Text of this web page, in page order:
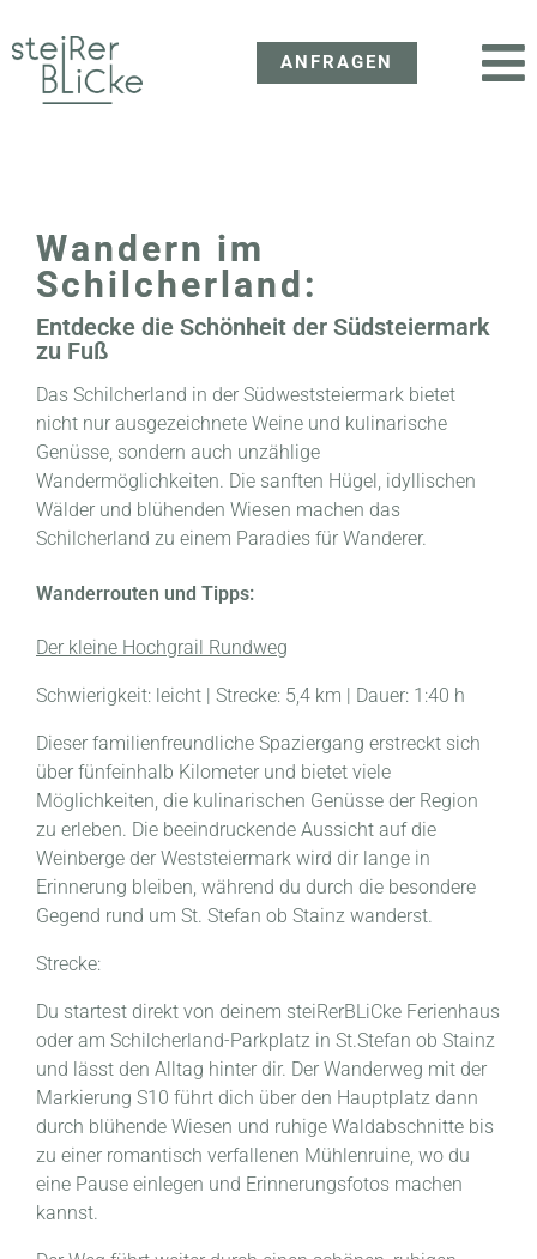
ANFRAGEN
Wandern im
Schilcherland:
Entdecke die Schönheit der Südsteiermark
zu Fuß
Das Schilcherland in der Südweststeiermark bietet
nicht nur ausgezeichnete Weine und kulinarische
Genüsse, sondern auch unzählige
Wandermöglichkeiten. Die sanften Hügel, idyllischen
Wälder und blühenden Wiesen machen das
Schilcherland zu einem Paradies für Wanderer.
Wanderrouten und Tipps:
Der kleine Hochgrail Rundweg
Schwierigkeit: leicht | Strecke: 5,4 km | Dauer: 1:40 h
Dieser familienfreundliche Spaziergang erstreckt sich
über fünfeinhalb Kilometer und bietet viele
Möglichkeiten, die kulinarischen Genüsse der Region
zu erleben. Die beeindruckende Aussicht auf die
Weinberge der Weststeiermark wird dir lange in
Erinnerung bleiben, während du durch die besondere
Gegend rund um St. Stefan ob Stainz wanderst.
Strecke:
Du startest direkt von deinem steiRerBLiCke Ferienhaus
oder am Schilcherland-Parkplatz in St.Stefan ob Stainz
und lässt den Alltag hinter dir. Der Wanderweg mit der
Markierung S10 führt dich über den Hauptplatz dann
durch blühende Wiesen und ruhige Waldabschnitte bis
zu einer romantisch verfallenen Mühlenruine, wo du
eine Pause einlegen und Erinnerungsfotos machen
kannst.